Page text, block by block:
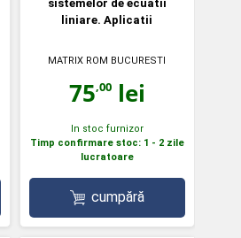
sistemelor de ecuatii
liniare. Aplicatii
MATRIX ROM BUCURESTI
75,00lei
In stoc furnizor
Timp confirmare stoc: 1 - 2 zile
lucratoare
cumpără